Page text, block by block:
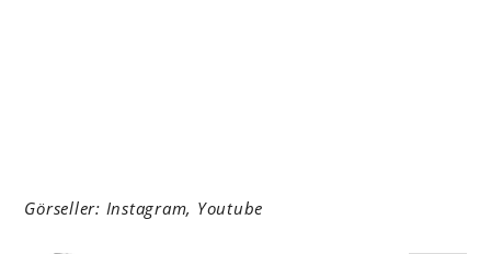
Görseller: Instagram, Youtube